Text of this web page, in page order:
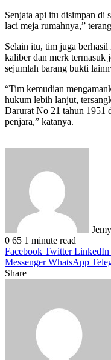
Senjata api itu disimpan di
laci meja rumahnya,”
Selain itu, tim juga berhasil
kaliber dan merk termasuk
sejumlah barang bukti
“Tim kemudian
hukum lebih lanjut,
Darurat No 21 tahun 1951
penjara,” katanya.
0 65 1 minute read
Facebook Twitter LinkedIn
Messenger WhatsApp
Share